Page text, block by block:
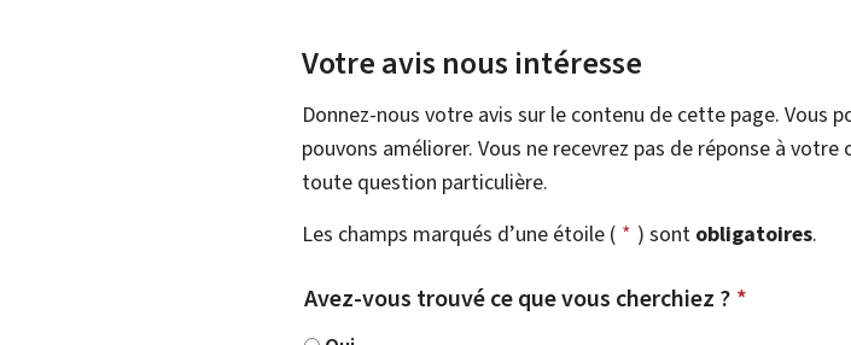
Votre avis nous intéresse
Donnez-nous votre avis sur le contenu de cette page. Vous
pouvons améliorer. Vous ne recevrez pas de réponse à
toute question particulière.
Les champs marqués d’une étoile ( * ) sont obligatoires.
Avez-vous trouvé ce que vous cherchiez ? *